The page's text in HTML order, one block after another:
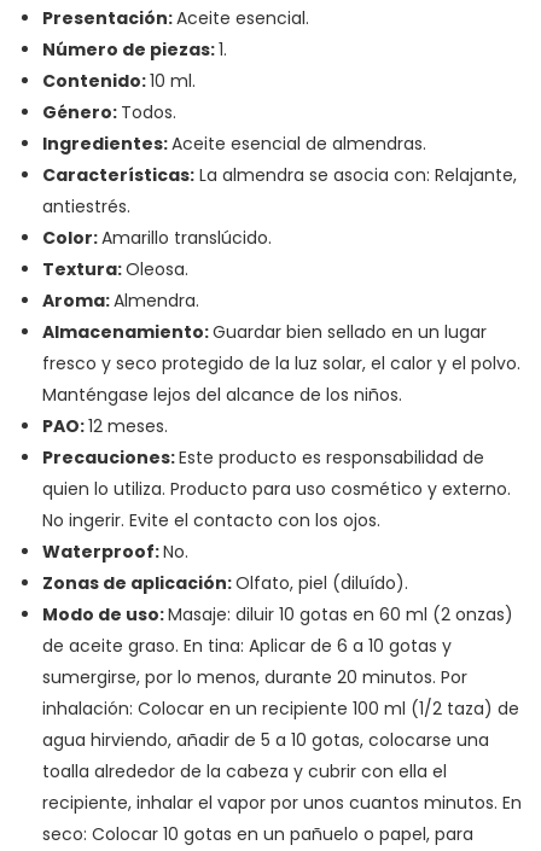
Presentación:Aceite esencial.
Número de piezas:1.
Contenido:10 ml.
Género: Todos.
Ingredientes:Aceite esencial de almendras.
Características: La almendra se asocia con: Relajante,
antiestrés.
Color:Amarillo translúcido.
Textura:Oleosa.
Aroma:Almendra.
Almacenamiento:Guardar bien sellado en un lugar
fresco y seco protegido de la luz solar, el calor y el polvo.
Manténgase lejos del alcance de los niños.
PAO:12 meses.
Precauciones:Este producto es responsabilidad de
quien lo utiliza. Producto para uso cosmético y externo.
No ingerir. Evite el contacto con los ojos.
Waterproof:No.
Zonas de aplicación:Olfato, piel (diluído).
Modo de uso:Masaje: diluir 10 gotas en 60 ml (2 onzas)
de aceite graso. En tina: Aplicar de 6 a 10 gotas y
sumergirse, por lo menos, durante 20 minutos. Por
inhalación: Colocar en un recipiente 100 ml (1/2 taza) de
agua hirviendo, añadir de 5 a 10 gotas, colocarse una
toalla alrededor de la cabeza y cubrir con ella el
recipiente, inhalar el vapor por unos cuantos minutos. En
seco: Colocar 10 gotas en un pañuelo o papel, para